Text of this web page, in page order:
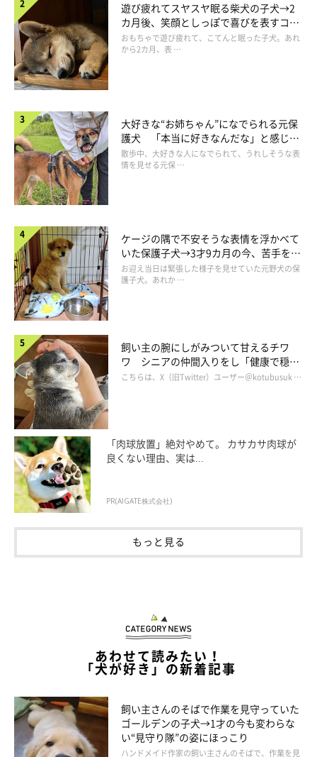
遊び疲れてスヤスヤ眠る柴犬の子犬→2
カ月後、笑顔としっぽで喜びを表すコに
成長！
おもちゃで遊び疲れて、こてんと眠った子犬。あれ
から2カ月、表 …
大好きな“お姉ちゃん”になでられる元保
護犬 「本当に好きなんだな」と感じる
表情にほっこり
散歩中、大好きな人になでられて、うれしそうな表
情を見せる元保 …
ケージの隅で不安そうな表情を浮かべて
いた保護子犬→3才9カ月の今、苦手を克
服し頼もしいコに成長！
お迎え当日は緊張した様子を見せていた元野犬の保
護子犬。あれか …
飼い主の腕にしがみついて甘えるチワ
ワ シニアの仲間入りをし「健康で穏や
かな暮らしが続いてほしい」と願う
こちらは、X（旧Twitter）ユーザー＠kotubusuk …
「肉球放置」絶対やめて。 カサカサ肉球が
良くない理由、実は...
PR(AIGATE株式会社)
もっと見る
あわせて読みたい！
「犬が好き」の新着記事
飼い主さんのそばで作業を見守っていた
ゴールデンの子犬→1才の今も変わらな
い“見守り隊”の姿にほっこり
ハンドメイド作家の飼い主さんのそばで、作業を見